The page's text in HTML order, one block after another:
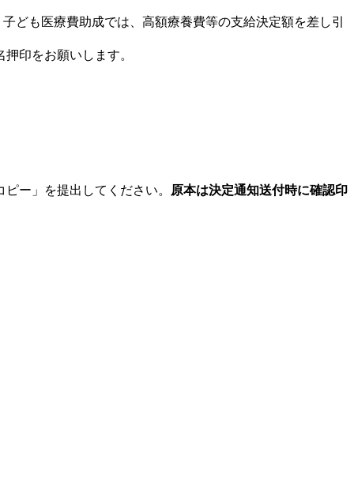
も医療費助成では、高額療養費等の支給決定額を差し引
印をお願いします。
ー」を提出してください。 原本は決定通知送付時に確認印